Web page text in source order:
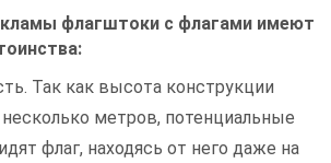
флагштоки с флагами имеют
Так как высота конструкции
метров, потенциальные
флаг, находясь от него даже на